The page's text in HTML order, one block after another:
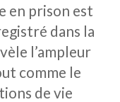
en prison est
dans la
l’ampleur
comme le
de vie